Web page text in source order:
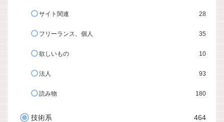
サイト関連 28
フリーランス、個人 35
欲しいもの 10
法人 93
読み物 180
技術系 464